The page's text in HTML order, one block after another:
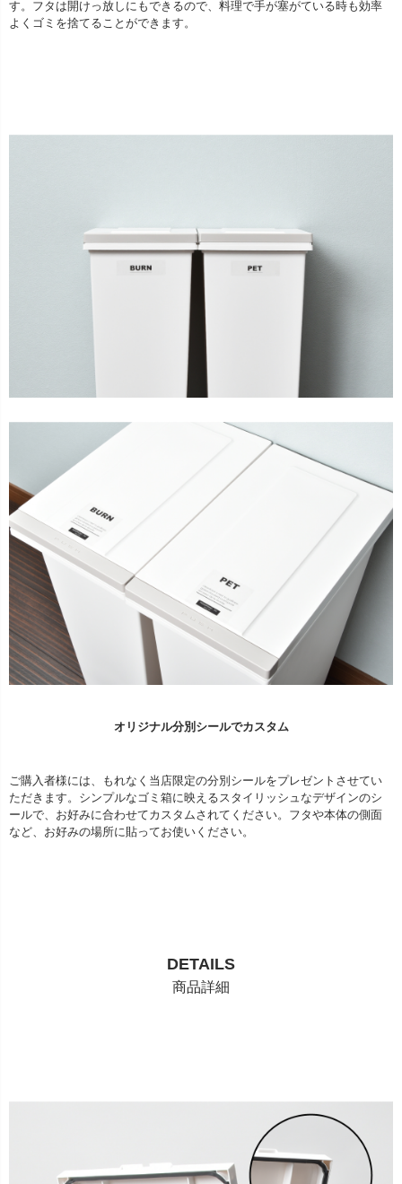
す。フタは開けっ放しにもできるので、料理で手が塞がている時も効率
よくゴミを捨てることができます。
オリジナル分別シールでカスタム
ご購入者様には、もれなく当店限定の分別シールをプレゼントさせてい
ただきます。シンプルなゴミ箱に映えるスタイリッシュなデザインのシ
ールで、お好みに合わせてカスタムされてください。フタや本体の側面
など、お好みの場所に貼ってお使いください。
DETAILS
商品詳細